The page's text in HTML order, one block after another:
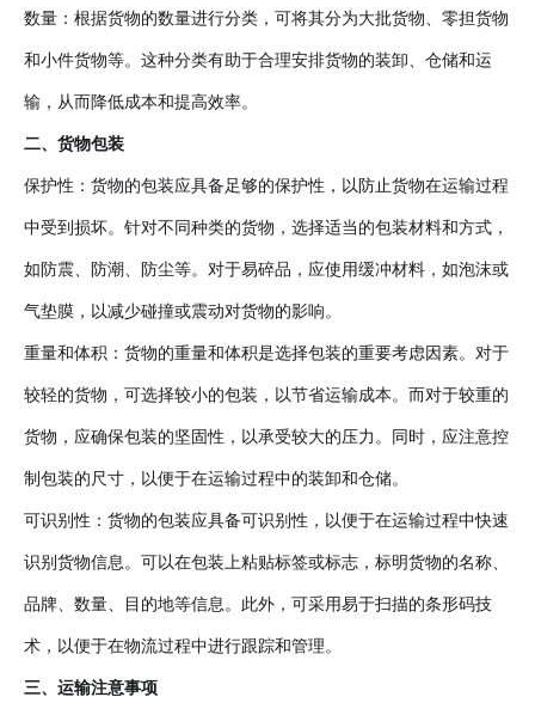
数量：根据货物的数量进行分类，可将其分为大批货物、零担货物
和小件货物等。这种分类有助于合理安排货物的装卸、仓储和运
输，从而降低成本和提高效率。
二、货物包装
保护性：货物的包装应具备足够的保护性，以防止货物在运输过程
中受到损坏。针对不同种类的货物，选择适当的包装材料和方式，
如防震、防潮、防尘等。对于易碎品，应使用缓冲材料，如泡沫或
气垫膜，以减少碰撞或震动对货物的影响。
重量和体积：货物的重量和体积是选择包装的重要考虑因素。对于
较轻的货物，可选择较小的包装，以节省运输成本。而对于较重的
货物，应确保包装的坚固性，以承受较大的压力。同时，应注意控
制包装的尺寸，以便于在运输过程中的装卸和仓储。
可识别性：货物的包装应具备可识别性，以便于在运输过程中快速
识别货物信息。可以在包装上粘贴标签或标志，标明货物的名称、
品牌、数量、目的地等信息。此外，可采用易于扫描的条形码技
术，以便于在物流过程中进行跟踪和管理。
三、运输注意事项